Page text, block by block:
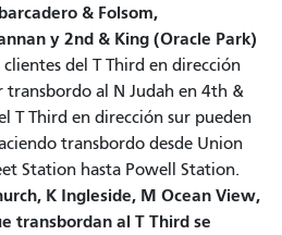
& Folsom,
y 2nd & King (Oracle Park)
clientes del T Third en dirección
transbordo al N Judah en 4th &
T Third en dirección sur pueden
transbordo desde Union
Station hasta Powell Station.
K Ingleside, M Ocean View,
transbordan al T Third se